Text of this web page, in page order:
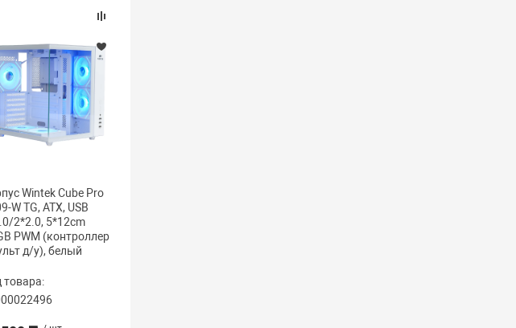
Wintek Cube Pro
W TG, ATX, USB
2*2.0, 5*12cm
PWM (контроллер
д/у), белый
товара: